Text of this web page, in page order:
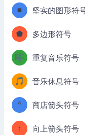
■ 坚实的图形符
⬟ 多边形符号
🎼 重复音乐符号
🎵 音乐休息符号
^ 商店箭头符号
↑ 向上箭头符号